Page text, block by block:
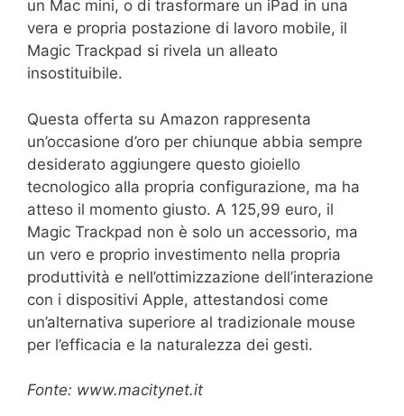
un Mac mini, o di trasformare un iPad in una
vera e propria postazione di lavoro mobile, il
Magic Trackpad si rivela un alleato
insostituibile.
Questa offerta su Amazon rappresenta
un’occasione d’oro per chiunque abbia sempre
desiderato aggiungere questo gioiello
tecnologico alla propria configurazione, ma ha
atteso il momento giusto. A 125,99 euro, il
Magic Trackpad non è solo un accessorio, ma
un vero e proprio investimento nella propria
produttività e nell’ottimizzazione dell’interazione
con i dispositivi Apple, attestandosi come
un’alternativa superiore al tradizionale mouse
per l’efficacia e la naturalezza dei gesti.
Fonte: www.macitynet.it